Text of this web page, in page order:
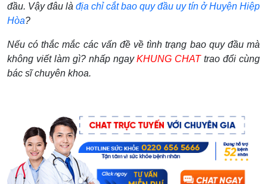
đầu. Vậy đâu là địa chỉ cắt bao quy đầu uy tín ở Huyện Hiệp
Hòa?
Nếu có thắc mắc các vấn đề về tình trạng bao quy đầu mà
không viết làm gì? nhấp ngayKHUNG CHATtrao đổi cùng
bác sĩ chuyên khoa.